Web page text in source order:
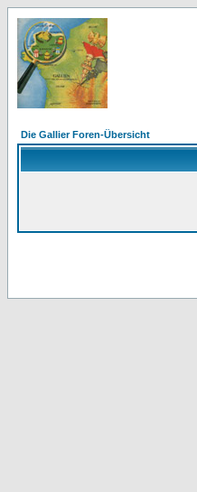
Die Gallier Foren-Übersicht